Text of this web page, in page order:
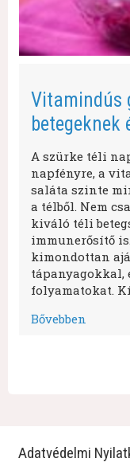
Vitamindús
betegeknek
A szürke téli
napfényre, a
saláta szinte
a télből. Nem
kiváló téli
immunerősítő
kimondottan
tápanyagokkal,
folyamatokat.
Bővebben
Adatvédelmi